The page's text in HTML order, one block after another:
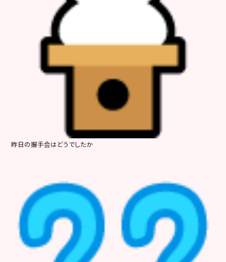
昨日の握手会はどうでしたか